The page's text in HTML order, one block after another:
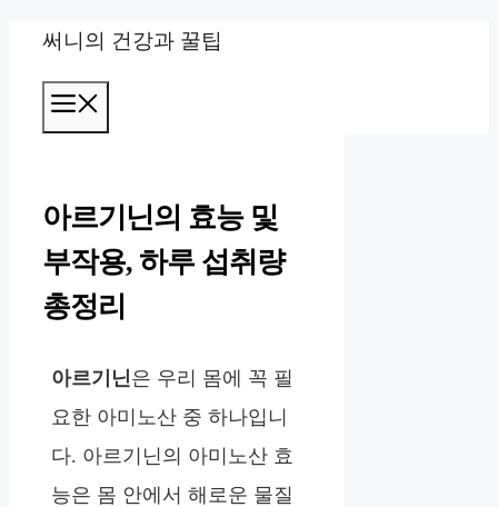
써니의 건강과 꿀팁
아르기닌의 효능 및
부작용, 하루 섭취량
총정리
아르기닌은 우리 몸에 꼭 필
요한 아미노산 중 하나입니
다. 아르기닌의 아미노산 효
능은 몸 안에서 해로운 물질